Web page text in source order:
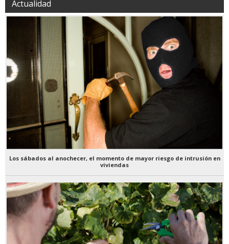
Actualidad
Los sábados al anochecer, el momento de mayor riesgo de intrusión en
viviendas